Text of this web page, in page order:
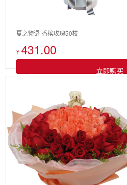
夏之物语-香槟玫瑰50枝
¥431.00
立即购买